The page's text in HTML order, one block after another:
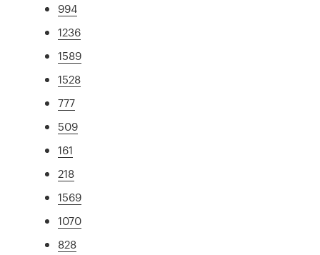
994
1236
1589
1528
777
509
161
218
1569
1070
828